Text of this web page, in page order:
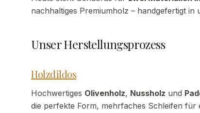
nachhaltiges Premiumholz – handgefertigt
Unser Herstellungsprozess
Holzdildos
Hochwertiges Olivenholz, Nussholz und
die perfekte Form, mehrfaches Schleifen für